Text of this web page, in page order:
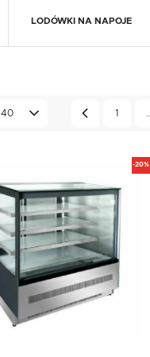
LODÓWKI NA NAPOJE
40 1
-20%